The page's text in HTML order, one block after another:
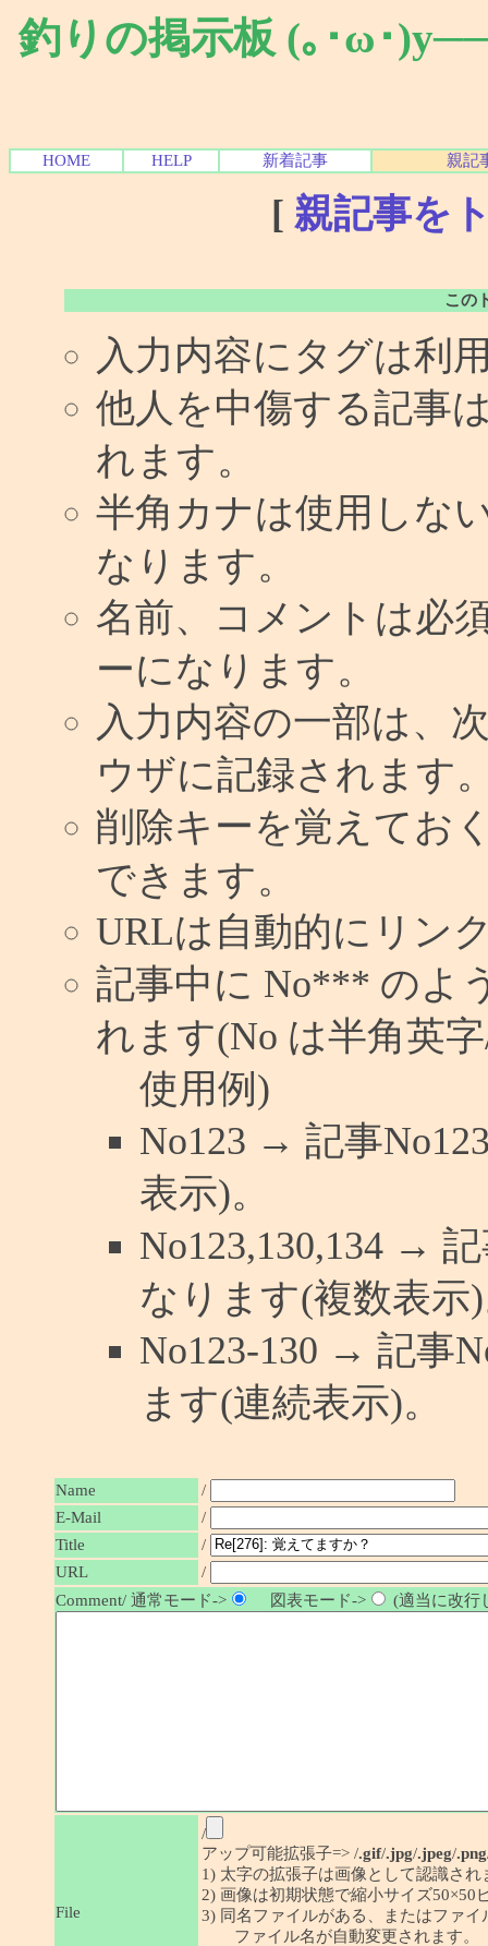
釣りの掲示板 (｡･ω･
HOME HELP 新着記事 親記
[ 親記事を
この
入力内容にタグは利
他人を中傷する記事
れます。
半角カナは使用しな
なります。
名前、コメントは必
ーになります。
入力内容の一部は、
ウザに記録されます
削除キーを覚えてお
できます。
URLは自動的にリン
記事中に No*** のよ
れます(No は半角英
使用例)
No123 → 記事
表示)。
No123,130,134 →
なります(複数表示
No123-130 → 記事
ます(連続表示)。
Name
/
E-Mail
/
Title
/
URL
/
Comment/ 通常モード->
図表モード-> (適当に改行
File
/
アップ可能拡張子=> /.gif/.jpg/.jpeg/.png
1) 太字の拡張子は画像として認識され
2) 画像は初期状態で縮小サイズ50×50
3) 同名ファイルがある、またはファ
ファイル名が自動変更されます。